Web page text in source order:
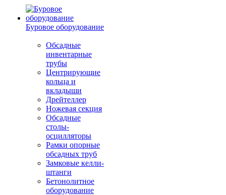
Буровое оборудование
Обсадные
инвентарные
трубы
Центрирующие
кольца и
вкладыши
Дрейтеллер
Ножевая секция
Обсадные
столы-
осцилляторы
Рамки опорные
обсадных труб
Замковые келли-
штанги
Бетонолитное
оборудование